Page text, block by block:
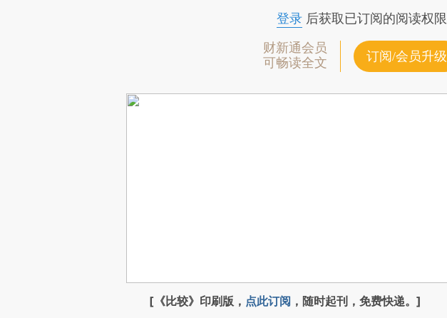
登录后获取已订阅的阅读权限
财新通会员
可畅读全文
订阅/会员升级
[《比较》印刷版， 点此订阅 ，随时起刊，免费快递。]